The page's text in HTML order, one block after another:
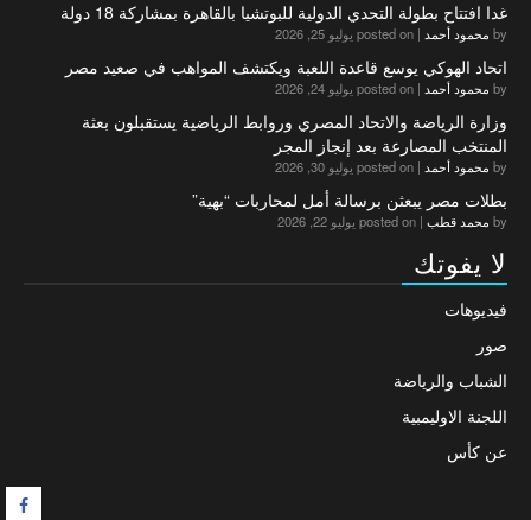
غدا افتتاح بطولة التحدي الدولية للبوتشيا بالقاهرة بمشاركة 18 دولة
by محمود أحمد | posted on يوليو 25, 2026
اتحاد الهوكي يوسع قاعدة اللعبة ويكتشف المواهب في صعيد مصر
by محمود أحمد | posted on يوليو 24, 2026
وزارة الرياضة والاتحاد المصري وروابط الرياضية يستقبلون بعثة
المنتخب المصارعة بعد إنجاز المجر
by محمود أحمد | posted on يوليو 30, 2026
بطلات مصر يبعثن برسالة أمل لمحاربات “بهية”
by محمد قطب | posted on يوليو 22, 2026
لا يفوتك
فيديوهات
صور
الشباب والرياضة
اللجنة الاوليمبية
عن كأس
F